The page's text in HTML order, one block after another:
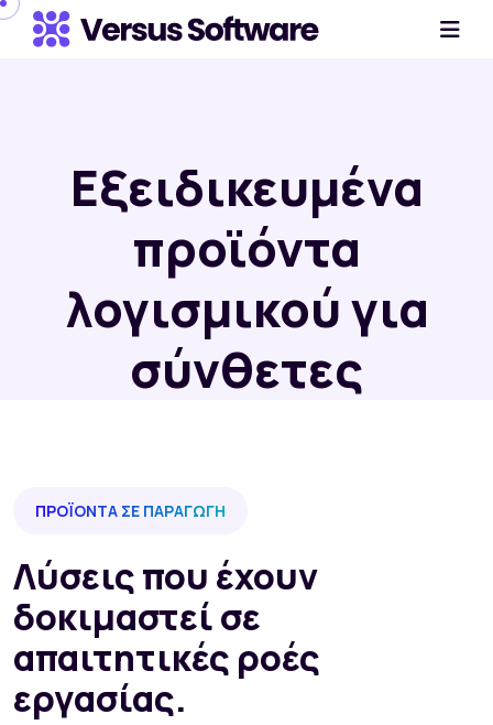
Εξειδικευμένα
προϊόντα
λογισμικού για
σύνθετες
ανάγκες.
Αρχική Προϊόντα
ΠΡΟΪΌΝΤΑ ΣΕ ΠΑΡΑΓΩΓΉ
Λύσεις που έχουν
δοκιμαστεί σε
απαιτητικές ροές
εργασίας.